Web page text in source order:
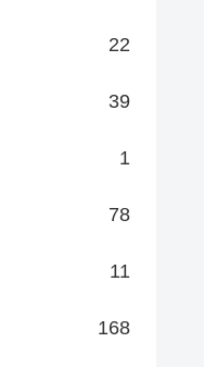
22
39
1
78
11
168